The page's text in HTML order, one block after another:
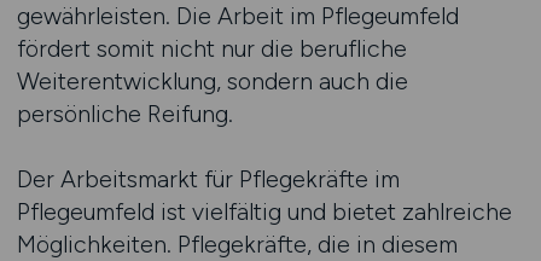
gewährleisten. Die Arbeit im Pflegeumfeld
fördert somit nicht nur die berufliche
Weiterentwicklung, sondern auch die
persönliche Reifung.
Der Arbeitsmarkt für Pflegekräfte im
Pflegeumfeld ist vielfältig und bietet zahlreiche
Möglichkeiten. Pflegekräfte, die in diesem